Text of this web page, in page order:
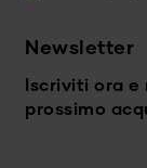
Newsletter
Iscriviti ora
prossimo